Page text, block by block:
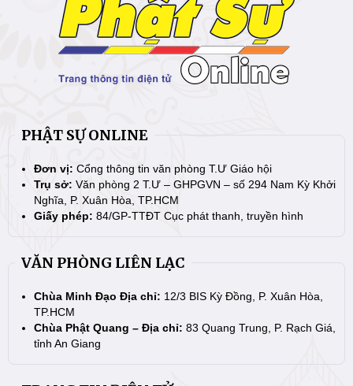
PHẬT SỰ ONLINE
Đơn vị: Cổng thông tin văn phòng T.Ư Giáo hội
Trụ sở: Văn phòng 2 T.Ư – GHPGVN – số 294 Nam Kỳ Khởi
Nghĩa, P. Xuân Hòa, TP.HCM
Giấy phép: 84/GP-TTĐT Cục phát thanh, truyền hình
VĂN PHÒNG LIÊN LẠC
Chùa Minh Đạo Địa chỉ: 12/3 BIS Kỳ Đồng, P. Xuân Hòa,
TP.HCM
Chùa Phật Quang – Địa chỉ: 83 Quang Trung, P. Rạch Giá,
tỉnh An Giang